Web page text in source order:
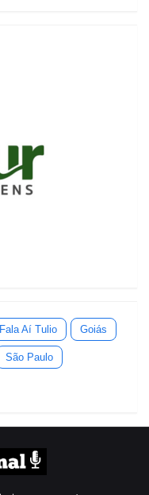
Fala Aí Tulio Goiás
São Paulo